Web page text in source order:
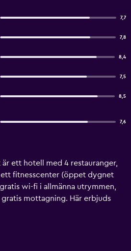
7,7
7,8
8,4
7,5
8,5
7,6
ett hotell med 4 restauranger,
fitnesscenter (öppet dygnet
wi-fi i allmänna utrymmen,
mottagning. Här erbjuds
bar/lounge, en snackbar/deli
byts på begäran New Balturk